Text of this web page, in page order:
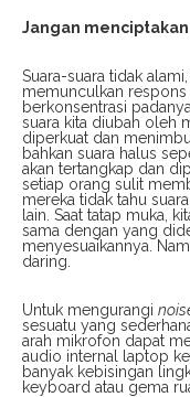
Jangan menciptakan
Suara-suara tidak
memunculkan
berkonsentrasi
suara kita diubah oleh
diperkuat dan
bahkan suara halus
akan tertangkap dan
setiap orang sulit
mereka tidak tahu
lain. Saat tatap muka,
sama dengan yang
menyesuaikannya.
daring.
Untuk mengurangi
sesuatu yang
arah mikrofon dapat
audio internal laptop
banyak kebisingan
keyboard atau gema